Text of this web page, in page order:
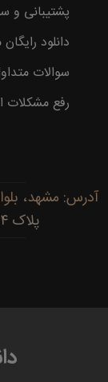
پشتیبانی و
دانلود
سوالات
رفع مشکلات
پلاک ۱۴ ──── کدپستی: ۹۱۷۷۷۳۴۴۸۶